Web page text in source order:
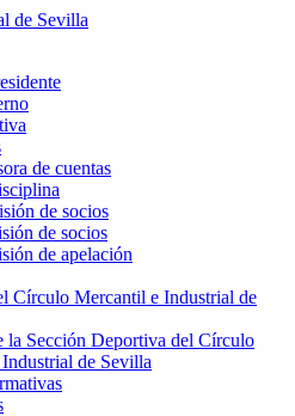
de cuentas
de socios
de socios
de apelación
Círculo Mercantil e Industrial de
la Sección Deportiva del Círculo
de Sevilla